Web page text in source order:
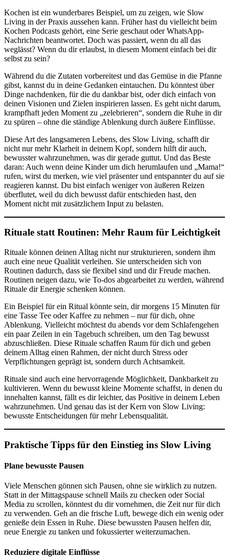
Kochen ist ein wunderbares Beispiel, um zu zeigen, wie Slow
Living in der Praxis aussehen kann. Früher hast du vielleicht beim
Kochen Podcasts gehört, eine Serie geschaut oder WhatsApp-
Nachrichten beantwortet. Doch was passiert, wenn du all das
weglässt? Wenn du dir erlaubst, in diesem Moment einfach bei dir
selbst zu sein?
Während du die Zutaten vorbereitest und das Gemüse in die Pfanne
gibst, kannst du in deine Gedanken eintauchen. Du könntest über
Dinge nachdenken, für die du dankbar bist, oder dich einfach von
deinen Visionen und Zielen inspirieren lassen. Es geht nicht darum,
krampfhaft jeden Moment zu „zelebrieren“, sondern die Ruhe in dir
zu spüren – ohne die ständige Ablenkung durch äußere Einflüsse.
Diese Art des langsameren Lebens, des Slow Living, schafft dir
nicht nur mehr Klarheit in deinem Kopf, sondern hilft dir auch,
bewusster wahrzunehmen, was dir gerade guttut. Und das Beste
daran: Auch wenn deine Kinder um dich herumlaufen und „Mama!“
rufen, wirst du merken, wie viel präsenter und entspannter du auf sie
reagieren kannst. Du bist einfach weniger von äußeren Reizen
überflutet, weil du dich bewusst dafür entschieden hast, den
Moment nicht mit zusätzlichem Input zu belasten.
Rituale statt Routinen: Mehr Raum für Leichtigkeit
Rituale können deinen Alltag nicht nur strukturieren, sondern ihm
auch eine neue Qualität verleihen. Sie unterscheiden sich von
Routinen dadurch, dass sie flexibel sind und dir Freude machen.
Routinen neigen dazu, wie To-dos abgearbeitet zu werden, während
Rituale dir Energie schenken können.
Ein Beispiel für ein Ritual könnte sein, dir morgens 15 Minuten für
eine Tasse Tee oder Kaffee zu nehmen – nur für dich, ohne
Ablenkung. Vielleicht möchtest du abends vor dem Schlafengehen
ein paar Zeilen in ein Tagebuch schreiben, um den Tag bewusst
abzuschließen. Diese Rituale schaffen Raum für dich und geben
deinem Alltag einen Rahmen, der nicht durch Stress oder
Verpflichtungen geprägt ist, sondern durch Achtsamkeit.
Rituale sind auch eine hervorragende Möglichkeit, Dankbarkeit zu
kultivieren. Wenn du bewusst kleine Momente schaffst, in denen du
innehalten kannst, fällt es dir leichter, das Positive in deinem Leben
wahrzunehmen. Und genau das ist der Kern von Slow Living:
bewusste Entscheidungen für mehr Lebensqualität.
Praktische Tipps für den Einstieg ins Slow Living
Plane bewusste Pausen
Viele Menschen gönnen sich Pausen, ohne sie wirklich zu nutzen.
Statt in der Mittagspause schnell Mails zu checken oder Social
Media zu scrollen, könntest du dir vornehmen, die Zeit nur für dich
zu verwenden. Geh an die frische Luft, bewege dich ein wenig oder
genieße dein Essen in Ruhe. Diese bewussten Pausen helfen dir,
neue Energie zu tanken und fokussierter weiterzumachen.
Reduziere digitale Einflüsse